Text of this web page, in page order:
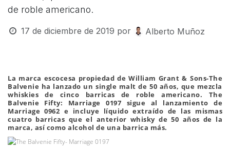
de roble americano.
17 de diciembre de 2019 por Alberto Muñoz
La marca escocesa propiedad de William Grant & Sons-The
Balvenie ha lanzado un single malt de 50 años, que mezcla
whiskies de cinco barricas de roble americano. The
Balvenie Fifty: Marriage 0197 sigue al lanzamiento de
Marriage 0962 e incluye líquido extraído de las mismas
cuatro barricas que el anterior whisky de 50 años de la
marca, así como alcohol de una barrica más.